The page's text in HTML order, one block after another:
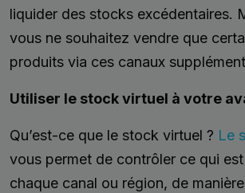
liquider des stocks excédentaires.
vous ne souhaitez vendre que
produits via ces canaux
Utiliser le stock virtuel à votre
Qu’est-ce que le stock virtuel ? Le
vous permet de contrôler ce qui
chaque canal ou région, de